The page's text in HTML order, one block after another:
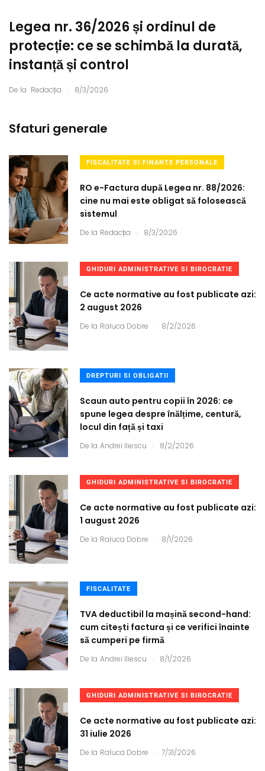
Legea nr. 36/2026 și ordinul de
protecție: ce se schimbă la durată,
instanță și control
De la Redacția . 8/3/2026
Sfaturi generale
FISCALITATE SI FINANTE PERSONALE
RO e-Factura după Legea nr. 88/2026:
cine nu mai este obligat să folosească
sistemul
De la Redacția . 8/3/2026
GHIDURI ADMINISTRATIVE SI BIROCRATIE
Ce acte normative au fost publicate azi:
2 august 2026
De la Raluca Dobre . 8/2/2026
DREPTURI SI OBLIGATII
Scaun auto pentru copii în 2026: ce
spune legea despre înălțime, centură,
locul din față și taxi
De la Andrei Iliescu . 8/2/2026
GHIDURI ADMINISTRATIVE SI BIROCRATIE
Ce acte normative au fost publicate azi:
1 august 2026
De la Raluca Dobre . 8/1/2026
FISCALITATE
TVA deductibil la mașină second-hand:
cum citești factura și ce verifici înainte
să cumperi pe firmă
De la Andrei Iliescu . 8/1/2026
GHIDURI ADMINISTRATIVE SI BIROCRATIE
Ce acte normative au fost publicate azi:
31 iulie 2026
De la Raluca Dobre . 7/31/2026